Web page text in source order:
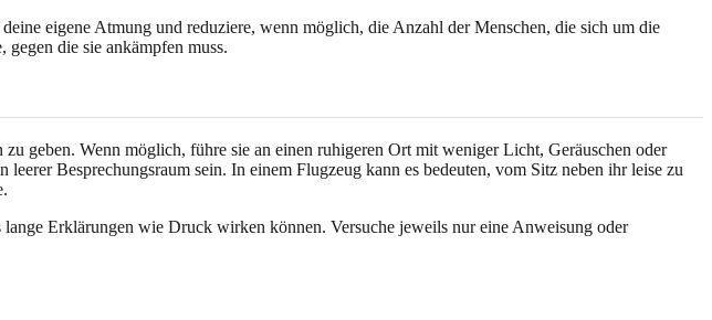
eigene Atmung und reduziere, wenn möglich, die Anzahl der Menschen, die sich um die
die sie ankämpfen muss.
geben. Wenn möglich, führe sie an einen ruhigeren Ort mit weniger Licht, Geräuschen oder
Besprechungsraum sein. In einem Flugzeug kann es bedeuten, vom Sitz neben ihr leise zu
Erklärungen wie Druck wirken können. Versuche jeweils nur eine Anweisung oder